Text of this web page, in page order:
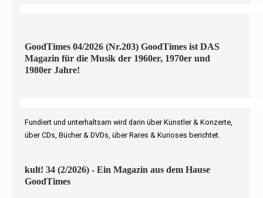
GoodTimes 04/2026 (Nr.203) GoodTimes ist DAS
Magazin für die Musik der 1960er, 1970er und
1980er Jahre!
Fundiert und unterhaltsam wird darin über Künstler & Konzerte,
über CDs, Bücher & DVDs, über Rares & Kurioses berichtet.
kult! 34 (2/2026) - Ein Magazin aus dem Hause
GoodTimes